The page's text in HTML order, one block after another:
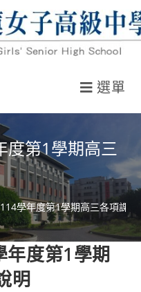
選單
度第1學期高三
114學年度第1學期高三各項課
年度第1學期
明